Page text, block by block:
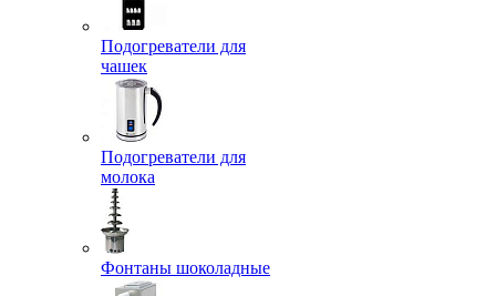
Подогреватели для
чашек
Подогреватели для
молока
Фонтаны шоколадные